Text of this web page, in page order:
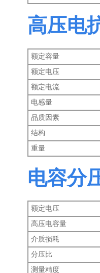
高压电
额定容量
额定电压
额定电流
电感量
品质因素
结构
重量
电容分
额定电压
高压电容量
介质损耗
分压比
测量精度